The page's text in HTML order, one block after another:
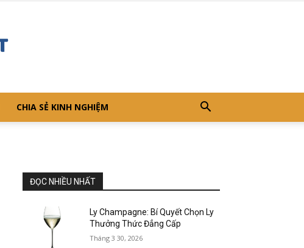
CHIA SẺ KINH NGHIỆM
ĐỌC NHIỀU NHẤT
Ly Champagne: Bí Quyết Chọn Ly
Thưởng Thức Đẳng Cấp
Tháng 3 30, 2026